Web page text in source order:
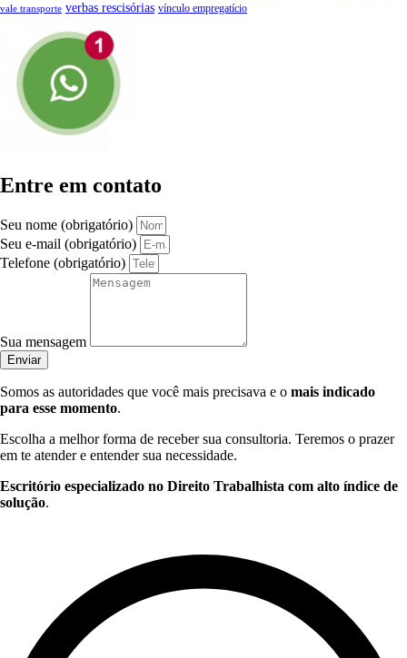
vale transporte verbas rescisórias vínculo empregatício
Entre em contato
Seu nome (obrigatório)
Seu e-mail (obrigatório)
Telefone (obrigatório)
Sua mensagem
Enviar
Somos as autoridades que você mais precisava e o mais indicado
para esse momento.
Escolha a melhor forma de receber sua consultoria. Teremos o prazer
em te atender e entender sua necessidade.
Escritório especializado no Direito Trabalhista com alto índice de
solução.